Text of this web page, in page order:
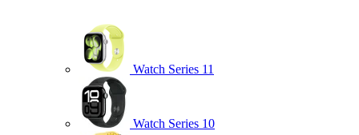
Watch Series 11
Watch Series 10